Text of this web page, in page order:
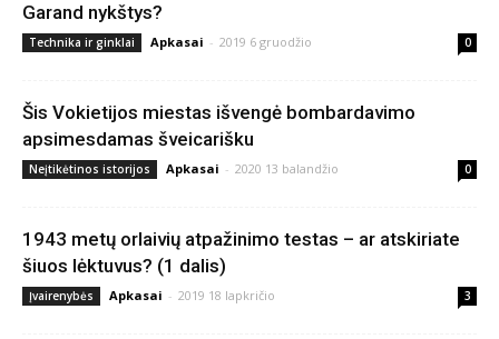
Garand nykštys?
Technika ir ginklai Apkasai - 2019 6 gruodžio 0
Šis Vokietijos miestas išvengė bombardavimo
apsimesdamas šveicarišku
Neįtikėtinos istorijos Apkasai - 2020 13 balandžio 0
1943 metų orlaivių atpažinimo testas – ar atskiriate
šiuos lėktuvus? (1 dalis)
Įvairenybės Apkasai - 2019 18 lapkričio 3